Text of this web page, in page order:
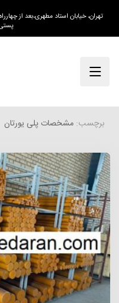
پستی:
برچسب: مشخصات پلی یورتان